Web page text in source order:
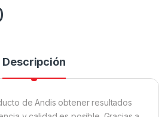
Descripción
de Andis obtener resultados